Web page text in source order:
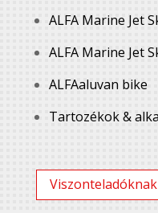
ALFA Marine Jet
ALFA Marine Jet
ALFAaluvan bike
Tartozékok &
Viszonteladóknak